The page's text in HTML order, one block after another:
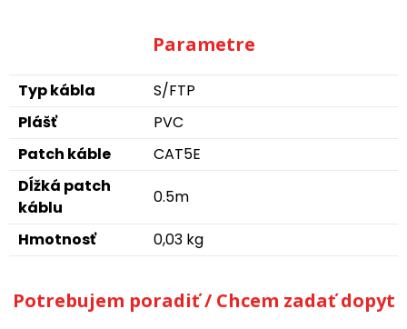
Parametre
Typ kábla
S/FTP
Plášť
PVC
Patch káble
CAT5E
Dĺžká patch
káblu
0.5m
Hmotnosť 0,03 kg
Potrebujem poradiť / Chcem zadať dopyt